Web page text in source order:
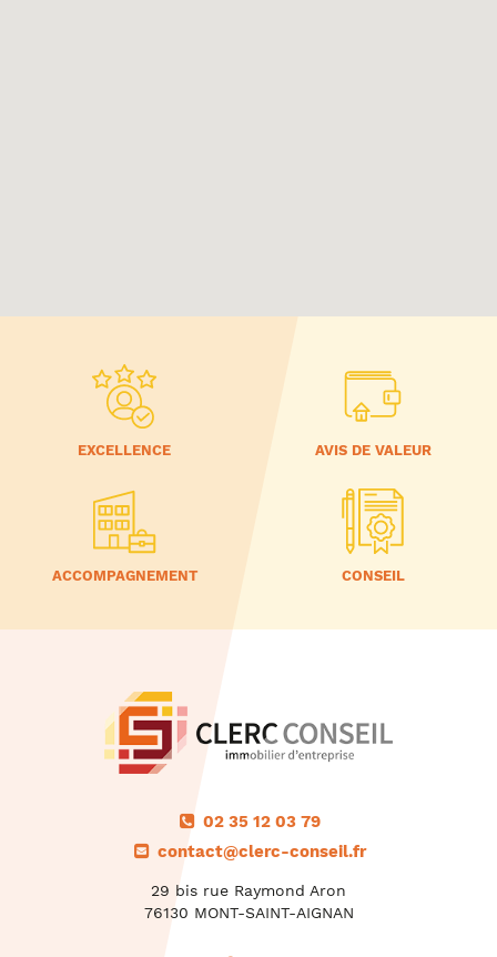
EXCELLENCE AVIS DE VALEUR
ACCOMPAGNEMENT CONSEIL
02 35 12 03 79
contact@clerc-conseil.fr
29 bis rue Raymond Aron
76130 MONT-SAINT-AIGNAN